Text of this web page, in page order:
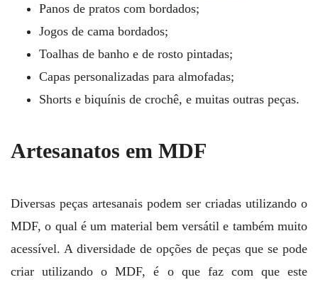
Panos de pratos com bordados;
Jogos de cama bordados;
Toalhas de banho e de rosto pintadas;
Capas personalizadas para almofadas;
Shorts e biquínis de crochê, e muitas outras peças.
Artesanatos em MDF
Diversas peças artesanais podem ser criadas utilizando o
MDF, o qual é um material bem versátil e também muito
acessível. A diversidade de opções de peças que se pode
criar utilizando o MDF, é o que faz com que este